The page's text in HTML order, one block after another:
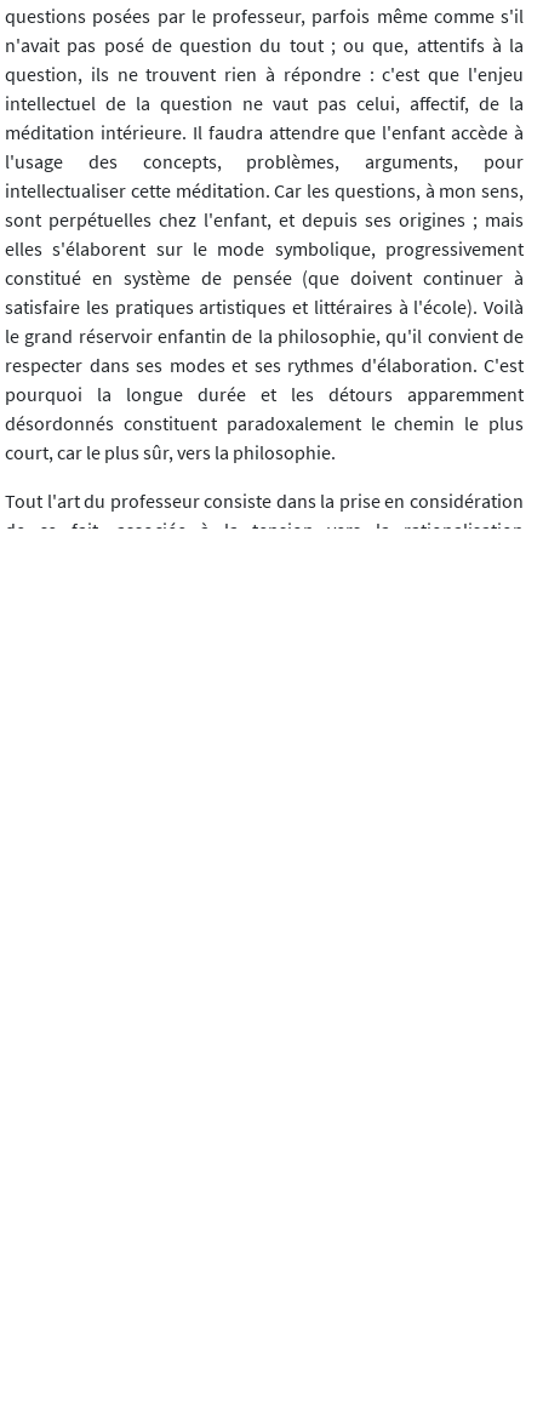
questions posées par le professeur, parfois même comme s'il
n'avait pas posé de question du tout ; ou que, attentifs à la
question, ils ne trouvent rien à répondre : c'est que l'enjeu
intellectuel de la question ne vaut pas celui, affectif, de la
méditation intérieure. Il faudra attendre que l'enfant accède à
l'usage des concepts, problèmes, arguments, pour
intellectualiser cette méditation. Car les questions, à mon sens,
sont perpétuelles chez l'enfant, et depuis ses origines ; mais
elles s'élaborent sur le mode symbolique, progressivement
constitué en système de pensée (que doivent continuer à
satisfaire les pratiques artistiques et littéraires à l'école). Voilà
le grand réservoir enfantin de la philosophie, qu'il convient de
respecter dans ses modes et ses rythmes d'élaboration. C'est
pourquoi la longue durée et les détours apparemment
désordonnés constituent paradoxalement le chemin le plus
court, car le plus sûr, vers la philosophie.
Tout l'art du professeur consiste dans la prise en considération
de ce fait, associée à la tension vers la rationalisation